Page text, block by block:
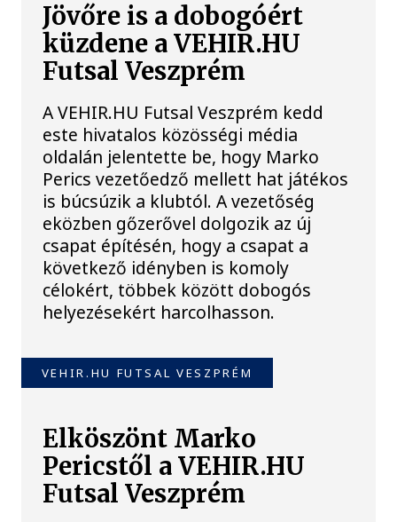
Jövőre is a dobogóért
küzdene a VEHIR.HU
Futsal Veszprém
A VEHIR.HU Futsal Veszprém kedd
este hivatalos közösségi média
oldalán jelentette be, hogy Marko
Perics vezetőedző mellett hat játékos
is búcsúzik a klubtól. A vezetőség
eközben gőzerővel dolgozik az új
csapat építésén, hogy a csapat a
következő idényben is komoly
célokért, többek között dobogós
helyezésekért harcolhasson.
VEHIR.HU FUTSAL VESZPRÉM
Elköszönt Marko
Pericstől a VEHIR.HU
Futsal Veszprém